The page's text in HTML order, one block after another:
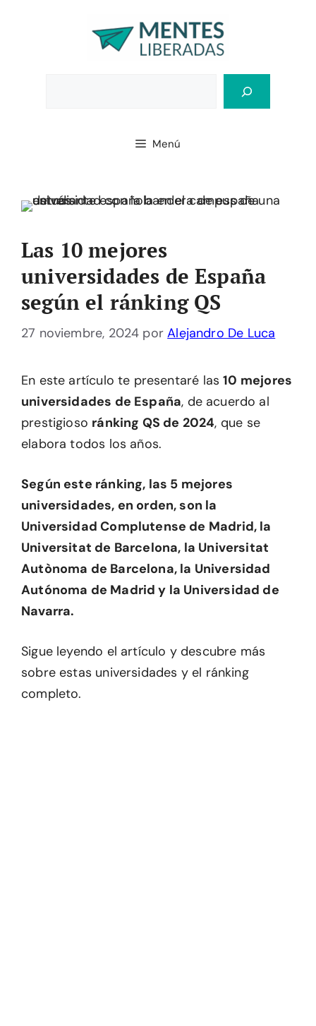
Menú
Las 10 mejores
universidades de España
según el ránking QS
27 noviembre, 2024 porAlejandro De Luca
En este artículo te presentaré las10 mejores
universidades de España, de acuerdo al
prestigioso ránking QS de 2024, que se
elabora todos los años.
Según este ránking, las 5 mejores
universidades, en orden, son la
Universidad Complutense de Madrid, la
Universitat de Barcelona, la Universitat
Autònoma de Barcelona, la Universidad
Autónoma de Madrid y la Universidad de
Navarra.
Sigue leyendo el artículo y descubre más
sobre estas universidades y el ránking
completo.